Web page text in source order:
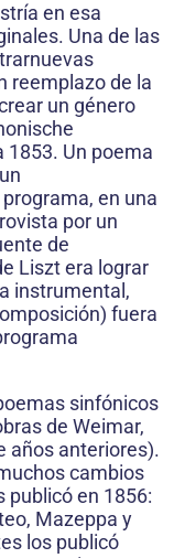
en esa
Una de las
reemplazo de la
un género
1853. Un poema
en una
por un
de
Liszt era lograr
instrumental,
fuera
sinfónicos
de Weimar,
años anteriores).
cambios
publicó en 1856:
Mazeppa y
los publicó